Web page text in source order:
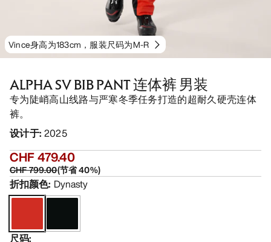
Vince身高为183cm，服装尺码为M-R
ALPHA SV BIB PANT 连体裤 男装
专为陡峭高山线路与严寒冬季任务打造的超耐久硬壳连体
裤。
设计于: 2025
CHF 479.40
CHF 799.00(节省40%)
折扣颜色: Dynasty
尺码: